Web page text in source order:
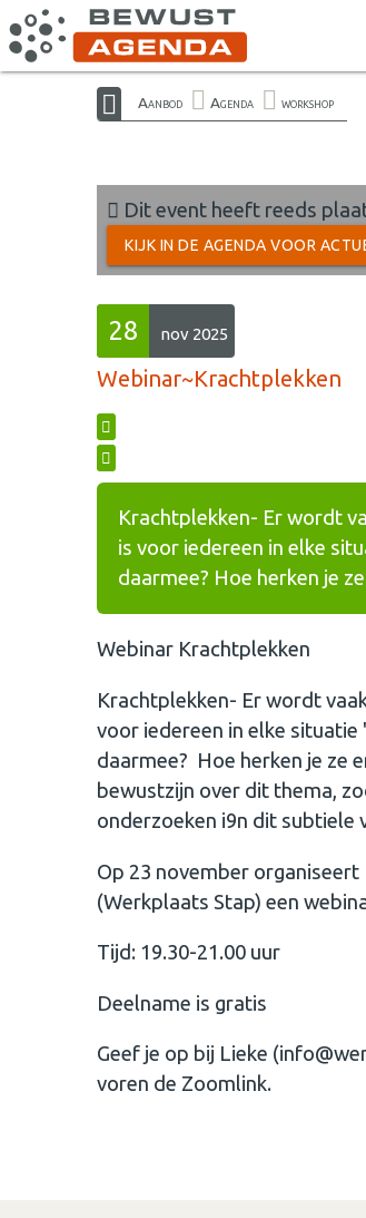
Aanbod Agenda workshop
Dit event heeft reeds
KIJK IN DE AGENDA VOOR
28 nov 2025
Webinar~Krachtplekken
Krachtplekken- Er wordt
is voor iedereen in elke
daarmee? Hoe herken je
Webinar Krachtplekken
Krachtplekken- Er wordt
voor iedereen in elke situatie
daarmee? Hoe herken je ze
bewustzijn over dit thema,
onderzoeken i9n dit subtiele
Op 23 november
(Werkplaats Stap) een
Tijd: 19.30-21.00 uur
Deelname is gratis
Geef je op bij Lieke
voren de Zoomlink.